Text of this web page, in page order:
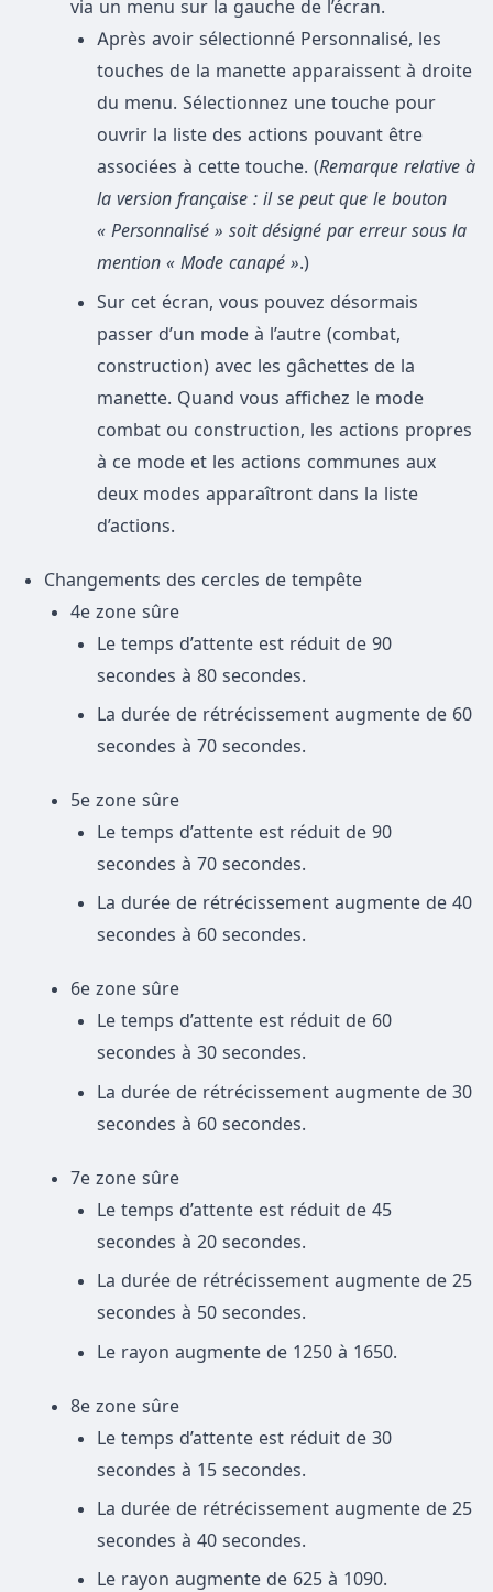
via un menu sur la gauche de l’écran.
Après avoir sélectionné Personnalisé, les
touches de la manette apparaissent à droite
du menu. Sélectionnez une touche pour
ouvrir la liste des actions pouvant être
associées à cette touche. (Remarque relative à
la version française : il se peut que le bouton
« Personnalisé » soit désigné par erreur sous la
mention « Mode canapé ».)
Sur cet écran, vous pouvez désormais
passer d’un mode à l’autre (combat,
construction) avec les gâchettes de la
manette. Quand vous affichez le mode
combat ou construction, les actions propres
à ce mode et les actions communes aux
deux modes apparaîtront dans la liste
d’actions.
Changements des cercles de tempête
4e zone sûre
Le temps d’attente est réduit de 90
secondes à 80 secondes.
La durée de rétrécissement augmente de 60
secondes à 70 secondes.
5e zone sûre
Le temps d’attente est réduit de 90
secondes à 70 secondes.
La durée de rétrécissement augmente de 40
secondes à 60 secondes.
6e zone sûre
Le temps d’attente est réduit de 60
secondes à 30 secondes.
La durée de rétrécissement augmente de 30
secondes à 60 secondes.
7e zone sûre
Le temps d’attente est réduit de 45
secondes à 20 secondes.
La durée de rétrécissement augmente de 25
secondes à 50 secondes.
Le rayon augmente de 1250 à 1650.
8e zone sûre
Le temps d’attente est réduit de 30
secondes à 15 secondes.
La durée de rétrécissement augmente de 25
secondes à 40 secondes.
Le rayon augmente de 625 à 1090.